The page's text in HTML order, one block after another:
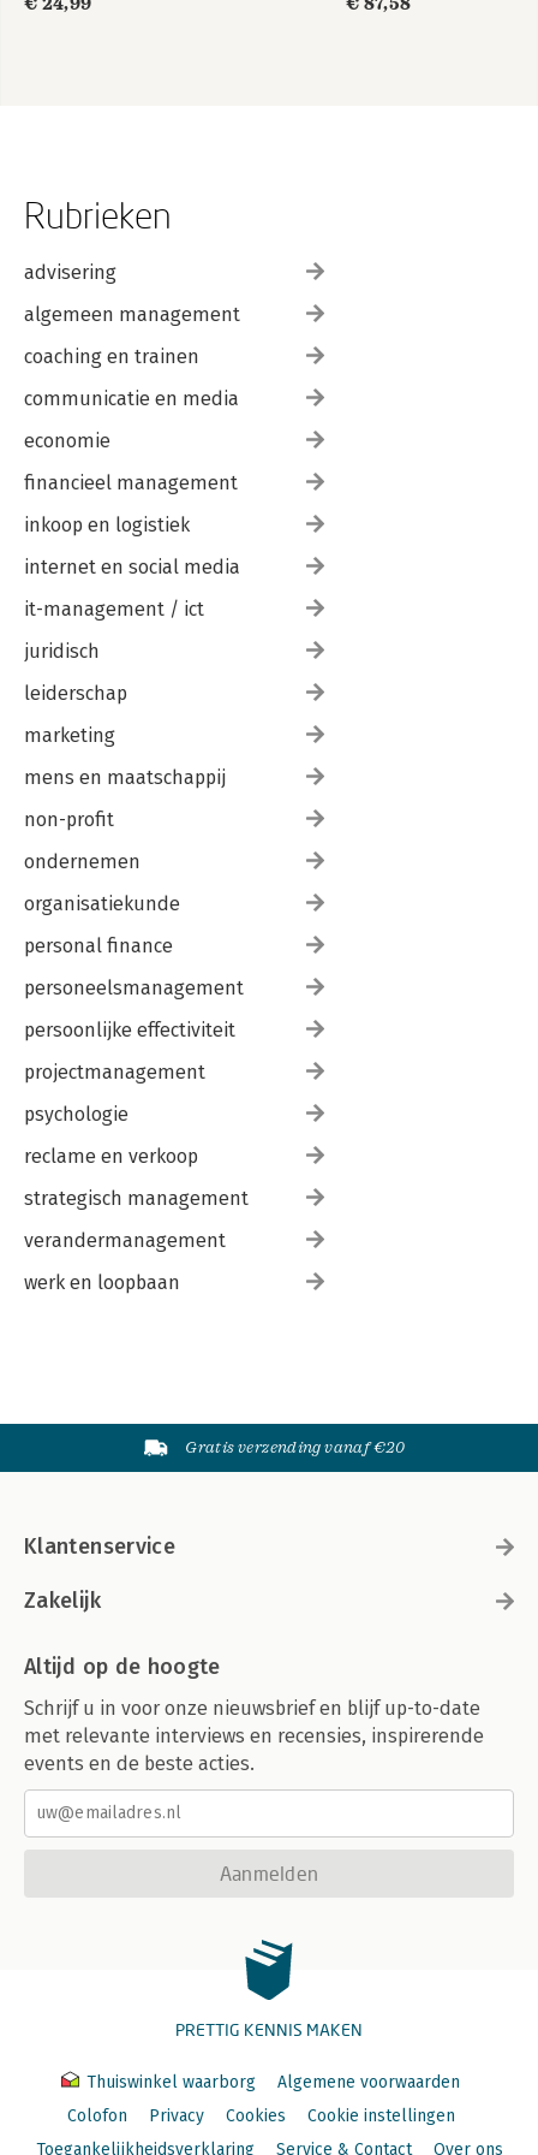
Register 408
Rubrieken
advisering
algemeen management
coaching en trainen
communicatie en media
economie
financieel management
inkoop en logistiek
internet en social media
it-management / ict
juridisch
leiderschap
marketing
mens en maatschappij
non-profit
ondernemen
organisatiekunde
personal finance
personeelsmanagement
persoonlijke effectiviteit
projectmanagement
psychologie
reclame en verkoop
strategisch management
verandermanagement
werk en loopbaan
Gratis verzending vanaf €20
Klantenservice
Zakelijk
Altijd op de hoogte
Schrijf u in voor onze nieuwsbrief en blijf up-to-date
met relevante interviews en recensies, inspirerende
events en de beste acties.
Aanmelden
PRETTIG KENNIS MAKEN
Thuiswinkel waarborg
Algemene voorwaarden
Colofon
Privacy Cookies
Cookie instellingen
Toegankelijkheidsverklaring
Service & Contact Over ons